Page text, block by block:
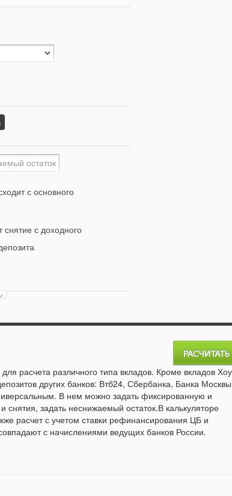
с основного
с доходного
расчета различного типа вкладов. Кроме вкладов
других банков: Втб24, Сбербанка, Банка
В нем можно задать фиксированную и
задать неснижаемый остаток.В калькуляторе
расчет с учетом ставки рефинансирования ЦБ и
с начислениями ведущих банков России.